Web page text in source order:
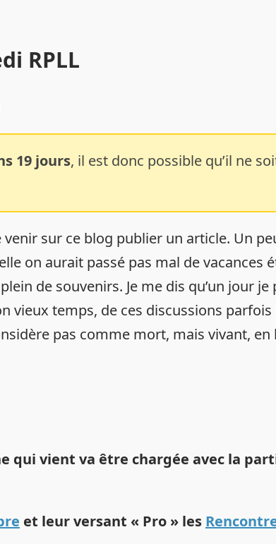
RPLL
19 jours, il est donc possible qu’il ne
sur ce blog publier un article. Un
on aurait passé pas mal de
de souvenirs. Je me dis qu’un jour
vieux temps, de ces discussions
pas comme mort, mais vivant, en
qui vient va être chargée avec la
et leur versant « Pro » les